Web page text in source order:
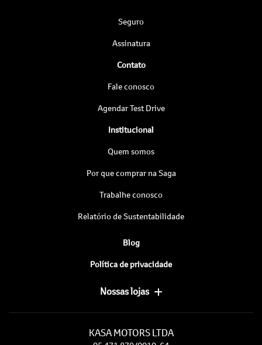
Seguro
Assinatura
Contato
Fale conosco
Agendar Test Drive
Institucional
Quem somos
Por que comprar na Saga
Trabalhe conosco
Relatório de Sustentabilidade
Blog
Política de privacidade
Nossas lojas
KASA MOTORS LTDA